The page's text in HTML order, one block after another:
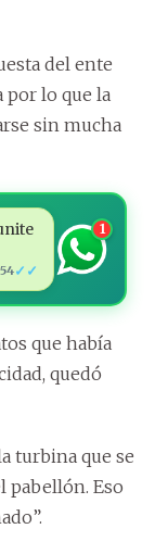
del ente
por lo que la
sin mucha
✓✓
1
que había
quedó
turbina que se
pabellón. Eso